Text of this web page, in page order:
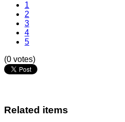
1
2
3
4
5
(0 votes)
Related items